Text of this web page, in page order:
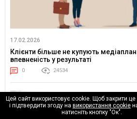
17.02.2026
Клієнти більше не купують
впевненість у результаті
0 24534
Цей сайт використовує cookie. Щоб закрити
і підтвердити згоду на використання cookie
натисніть кнопку "Ок".